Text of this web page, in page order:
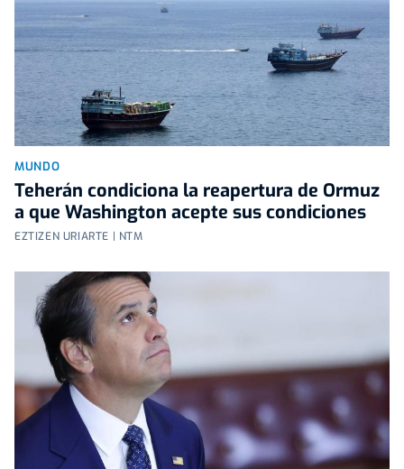
MUNDO
Teherán condiciona la reapertura de Ormuz
a que Washington acepte sus condiciones
EZTIZEN URIARTE | NTM